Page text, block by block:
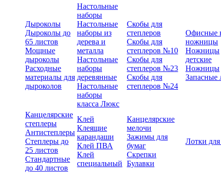
Дыроколы
Дыроколы до
65 листов
Мощные
дыроколы
Расходные
материалы для
дыроколов
Настольные
наборы
Настольные
наборы из
дерева и
металла
Настольные
наборы
деревянные
Настольные
наборы
класса Люкс
Скобы для
степлеров
Скобы для
степлеров №10
Скобы для
степлеров №23
Скобы для
степлеров №24
Офисные
ножницы
Ножницы
детские
Ножницы
Запасные
Канцелярские
степлеры
Антистеплеры
Степлеры до
25 листов
Стандартные
до 40 листов
Клей
Клеящие
карандаши
Клей ПВА
Клей
специальный
Канцелярские
мелочи
Зажимы для
бумаг
Скрепки
Булавки
Лотки